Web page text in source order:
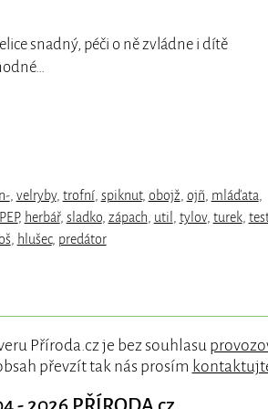
snadný, péči o ně zvládne i dítě
, velryby, trofní, spiknut, obojž ojñ mláďata
PEP, herbář, sladko, zápach util tylov, turek,
hlušec, predátor
Příroda.cz je bez souhlasu
převzít tak nás prosím